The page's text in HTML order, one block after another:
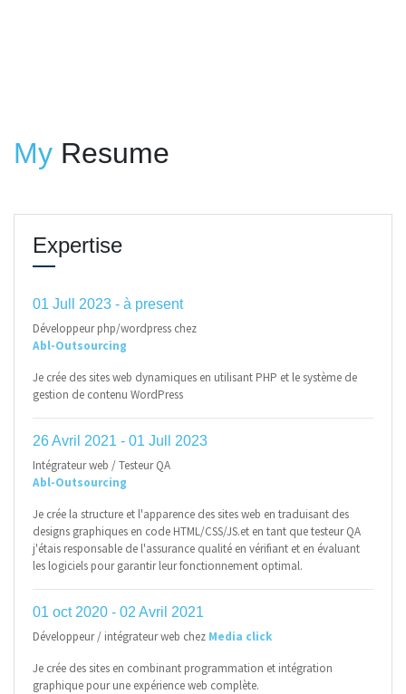
My Resume
Expertise
01 Jull 2023 - à present
Développeur php/wordpress chez
Abl-Outsourcing
Je crée des sites web dynamiques en utilisant PHP et le système de
gestion de contenu WordPress
26 Avril 2021 - 01 Jull 2023
Intégrateur web / Testeur QA
Abl-Outsourcing
Je crée la structure et l'apparence des sites web en traduisant des
designs graphiques en code HTML/CSS/JS.et en tant que testeur QA
j'étais responsable de l'assurance qualité en vérifiant et en évaluant
les logiciels pour garantir leur fonctionnement optimal.
01 oct 2020 - 02 Avril 2021
Développeur / intégrateur web chez Media click
Je crée des sites en combinant programmation et intégration
graphique pour une expérience web complète.